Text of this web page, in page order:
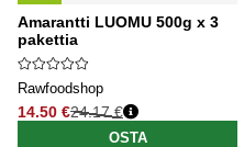
Amarantti LUOMU 500g x 3
pakettia
Rawfoodshop
14.50 €
Normaali hinta
24.17 €
OSTA